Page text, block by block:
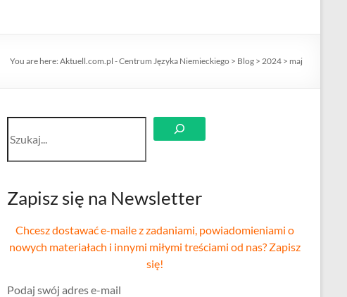
You are here: Aktuell.com.pl - Centrum Języka Niemieckiego > Blog > 2024 > maj
Szukaj
Zapisz się na Newsletter
Chcesz dostawać e-maile z zadaniami, powiadomieniami o
nowych materiałach i innymi miłymi treściami od nas? Zapisz
się!
Podaj swój adres e-mail